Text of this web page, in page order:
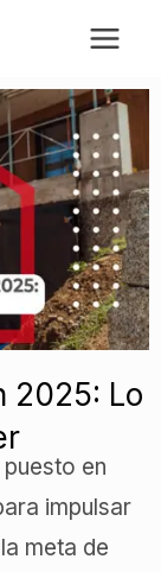
2025: Lo
en
impulsar
meta de